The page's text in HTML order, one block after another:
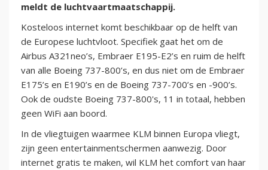
meldt de luchtvaartmaatschappij.
Kosteloos internet komt beschikbaar op de helft van
de Europese luchtvloot. Specifiek gaat het om de
Airbus A321neo’s, Embraer E195-E2’s en ruim de helft
van alle Boeing 737-800’s, en dus niet om de Embraer
E175’s en E190’s en de Boeing 737-700’s en -900’s.
Ook de oudste Boeing 737-800's, 11 in totaal, hebben
geen WiFi aan boord.
In de vliegtuigen waarmee KLM binnen Europa vliegt,
zijn geen entertainmentschermen aanwezig. Door
internet gratis te maken, wil KLM het comfort van haar